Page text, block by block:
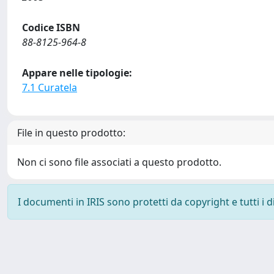
Codice ISBN
88-8125-964-8
Appare nelle tipologie:
7.1 Curatela
File in questo prodotto:
Non ci sono file associati a questo prodotto.
I documenti in IRIS sono protetti da copyright e tutti i